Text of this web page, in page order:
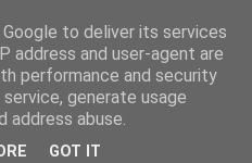
to deliver its services
address and user-agent are
performance and security
generate usage
abuse.
GOT IT